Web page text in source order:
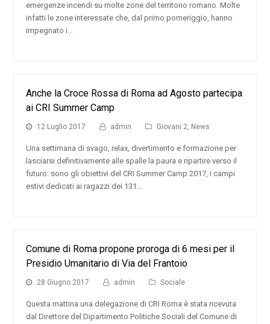
emergenze incendi su molte zone del territorio romano. Molte
infatti le zone interessate che, dal primo pomeriggio, hanno
impegnato i…
Anche la Croce Rossa di Roma ad Agosto partecipa
ai CRI Summer Camp
12 Luglio 2017 admin Giovani 2, News
Una settimana di svago, relax, divertimento e formazione per
lasciarsi definitivamente alle spalle la paura e ripartire verso il
futuro: sono gli obiettivi del CRI Summer Camp 2017, i campi
estivi dedicati ai ragazzi dei 131…
Comune di Roma propone proroga di 6 mesi per il
Presidio Umanitario di Via del Frantoio
28 Giugno 2017 admin Sociale
Questa mattina una delegazione di CRI Roma è stata ricevuta
dal Direttore del Dipartimento Politiche Sociali del Comune di